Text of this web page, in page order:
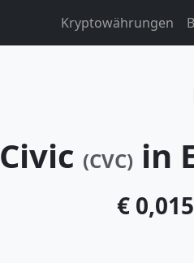
Kryptowährungen
Civic (CVC) in
€